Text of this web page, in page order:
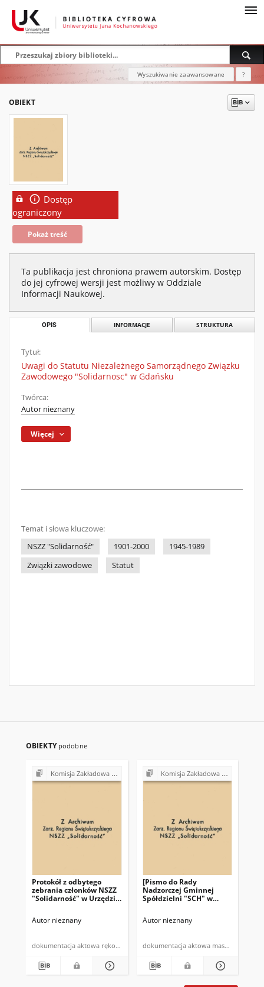
Wyszukiwanie zaawansowane ?
OBIEKT
Dostęp
ograniczony
Pokaż treść
Ta publikacja jest chroniona prawem autorskim. Dostęp
do jej cyfrowej wersji jest możliwy w Oddziale
Informacji Naukowej.
OPIS INFORMACJE STRUKTURA
Tytuł:
Uwagi do Statutu Niezależnego Samorządnego Związku
Zawodowego "Solidarnosc" w Gdańsku
Twórca:
Autor nieznany
Więcej
Temat i słowa kluczowe:
NSZZ "Solidarność"
1901-2000
1945-1989
Związki zawodowe
Statut
OBIEKTY podobne
Komisja Zakładowa NSZZ "Solidarność" przy Urzędzie Gminy w Bodzentynie
Protokół z odbytego
zebrania członków NSZZ
"Solidarność" w Urzędzie
Autor nieznany
dokumentacja aktowa rękopis
Komisja Zakładowa NSZZ "Solidarność" przy Urzędzie Gminy w Bodzentynie
[Pismo do Rady
Nadzorczej Gminnej
Spółdzielni "SCH" w
"Solidarność" w
Autor nieznany
dokumentacja aktowa maszynopis